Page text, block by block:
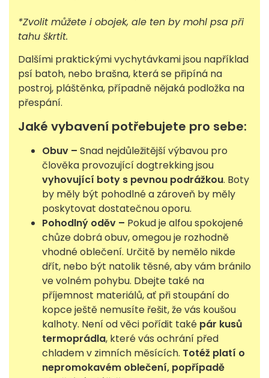
*Zvolit můžete i obojek, ale ten by mohl psa při
tahu škrtit.
Dalšími praktickými vychytávkami jsou například
psí batoh, nebo brašna, která se připíná na
postroj, pláštěnka, případně nějaká podložka na
přespání.
Jaké vybavení potřebujete pro sebe:
Obuv – Snad nejdůležitější výbavou pro
člověka provozující dogtrekking jsou
vyhovující boty s pevnou podrážkou. Boty
by měly být pohodlné a zároveň by měly
poskytovat dostatečnou oporu.
Pohodlný oděv – Pokud je alfou spokojené
chůze dobrá obuv, omegou je rozhodně
vhodné oblečení. Určitě by nemělo nikde
dřít, nebo být natolik těsné, aby vám bránilo
ve volném pohybu. Dbejte také na
příjemnost materiálů, ať při stoupání do
kopce ještě nemusíte řešit, že vás koušou
kalhoty. Není od věci pořídit také pár kusů
termoprádla, které vás ochrání před
chladem v zimních měsících. Totéž platí o
nepromokavém oblečení, popřípadě